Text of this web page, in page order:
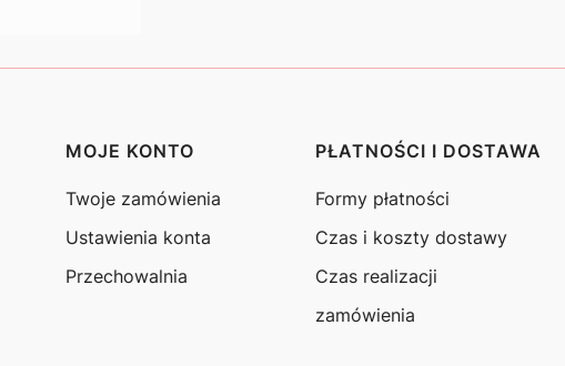
MOJE KONTO
Twoje zamówienia
Ustawienia konta
Przechowalnia
PŁATNOŚCI I DOSTAWA
Formy płatności
Czas i koszty dostawy
Czas realizacji
zamówienia